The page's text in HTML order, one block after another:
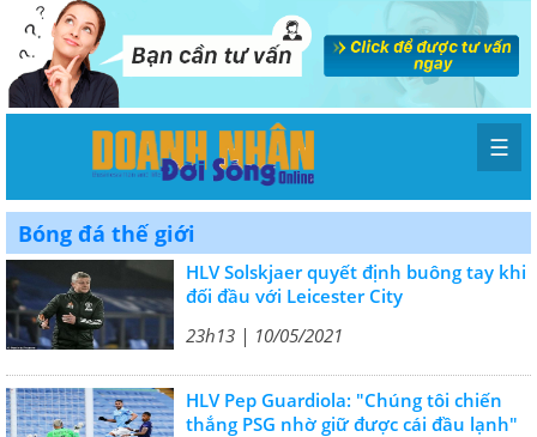
☰
Bóng đá thế giới
HLV Solskjaer quyết định buông tay khi
đối đầu với Leicester City
23h13 | 10/05/2021
HLV Pep Guardiola: "Chúng tôi chiến
thắng PSG nhờ giữ được cái đầu lạnh"